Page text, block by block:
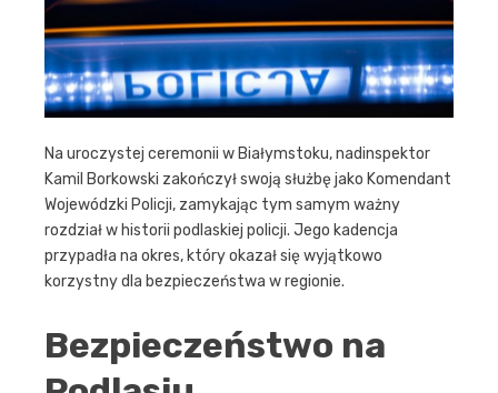
Na uroczystej ceremonii w Białymstoku, nadinspektor
Kamil Borkowski zakończył swoją służbę jako Komendant
Wojewódzki Policji, zamykając tym samym ważny
rozdział w historii podlaskiej policji. Jego kadencja
przypadła na okres, który okazał się wyjątkowo
korzystny dla bezpieczeństwa w regionie.
Bezpieczeństwo na